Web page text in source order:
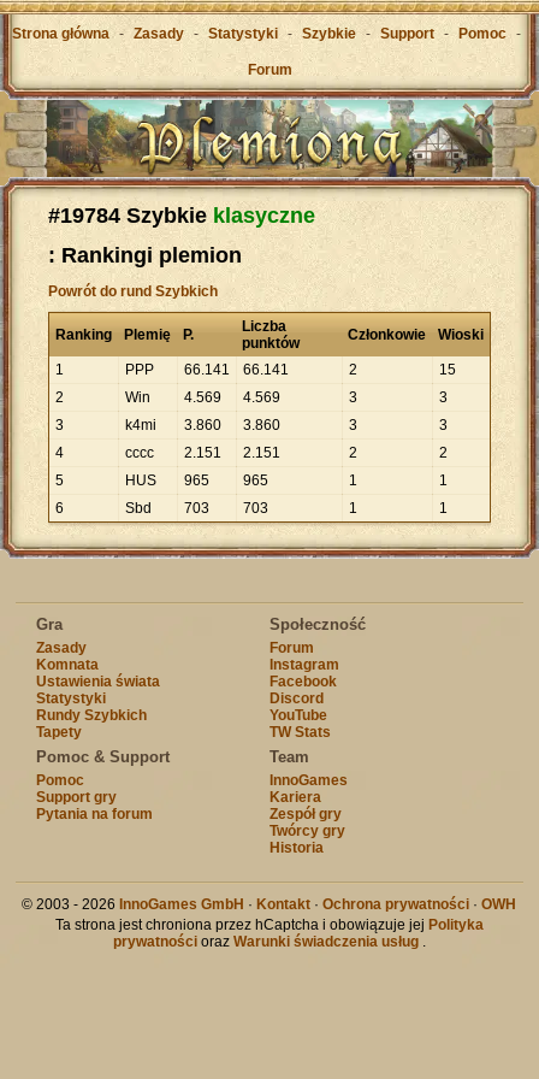
Strona główna - Zasady - Statystyki - Szybkie - Support - Pomoc -
Forum
#19784 Szybkie klasyczne
: Rankingi plemion
Powrót do rund Szybkich
Ranking Plemię P.
Liczba
punktów
Członkowie Wioski
1 PPP 66.141 66.141 2
15
2
Win 4.569 4.569 3
3
3
k4mi 3.860 3.860 3
3
4
cccc 2.151 2.151 2
2
5
HUS 965 965 1
1
6
Sbd 703 703 1 1
Gra
Zasady
Komnata
Ustawienia świata
Statystyki
Rundy Szybkich
Tapety
Społeczność
Forum
Instagram
Facebook
Discord
YouTube
TW Stats
Pomoc & Support
Pomoc
Support gry
Pytania na forum
Team
InnoGames
Kariera
Zespół gry
Twórcy gry
Historia
© 2003 - 2026 InnoGames GmbH · Kontakt ·Ochrona prywatności ·OWH
Ta strona jest chroniona przez hCaptcha i obowiązuje jej Polityka
prywatnościoraz Warunki świadczenia usług.